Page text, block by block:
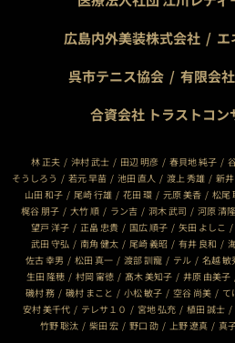
広島内外美装株式会社
エ
呉市テニス協会
有限会
合資会社 トラストコン
林 正夫 沖村 武士 田辺 明彦 春貝地 純子
そうしろう
若元 早苗 池田 直人 渡上 秀雄 新
山田 和子
尾崎 行雄 花田 環 元原 美香 松尾
梶谷 朋子
大竹 順 ラン吉 洞木 武司 河原 清隆
望戸 洋子
正畠 忠貴 国広 順子 矢田 よしこ
武田 守弘
南角 健太 尾崎 義昭 有井 良和
佐古 幸男
松田 真一 渡部 訓寵 テル 名越 敏
生田 隆穂
村岡 甯徳 髙木 美知子 井原 由美子
磯村 務
磯村 まこと 小松 敏子 空谷 尚美 て
安村 美千代
テレサ１０ 宮地 弘充 植田 誠士
竹野 聡汰
柴田 宏 野口 劭 上野 遼真 真